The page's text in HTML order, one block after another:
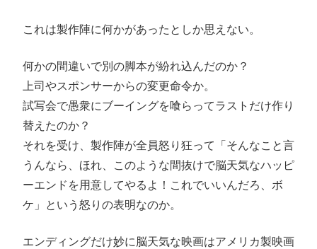
これは製作陣に何かがあったとしか思えない。
何かの間違いで別の脚本が紛れ込んだのか？
上司やスポンサーからの変更命令か。
試写会で愚衆にブーイングを喰らってラストだけ作り
替えたのか？
それを受け、製作陣が全員怒り狂って「そんなこと言
うんなら、ほれ、このような間抜けで脳天気なハッピ
ーエンドを用意してやるよ！これでいいんだろ、ボ
ケ」という怒りの表明なのか。
エンディングだけ妙に脳天気な映画はアメリカ製映画